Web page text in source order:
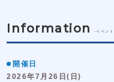
Information -イベン
開催日
2026年7月26日(日)